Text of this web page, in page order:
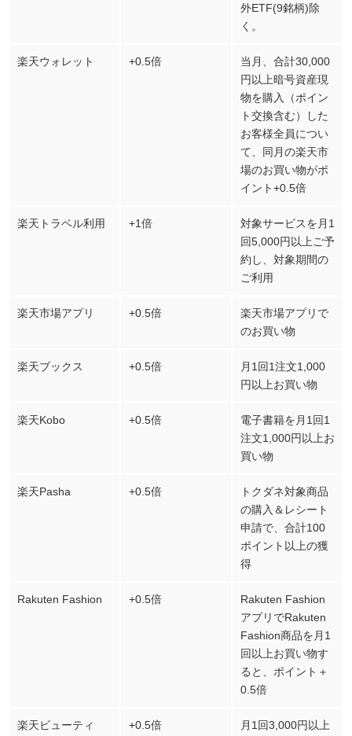
外ETF(9銘柄)除
く。
楽天ウォレット +0.5倍
当月、合計30,000
円以上暗号資産現
物を購入（ポイン
ト交換含む）した
お客様全員につい
て、同月の楽天市
場のお買い物がポ
イント+0.5倍
楽天トラベル利用 +1倍
対象サービスを月1
回5,000円以上ご予
約し、対象期間の
ご利用
楽天市場アプリ +0.5倍
楽天市場アプリで
のお買い物
楽天ブックス +0.5倍
月1回1注文1,000
円以上お買い物
楽天Kobo +0.5倍
電子書籍を月1回1
注文1,000円以上お
買い物
楽天Pasha +0.5倍
トクダネ対象商品
の購入＆レシート
申請で、合計100
ポイント以上の獲
得
Rakuten Fashion +0.5倍
Rakuten Fashion
アプリでRakuten
Fashion商品を月1
回以上お買い物す
ると、ポイント＋
0.5倍
楽天ビューティ +0.5倍 月1回3,000円以上